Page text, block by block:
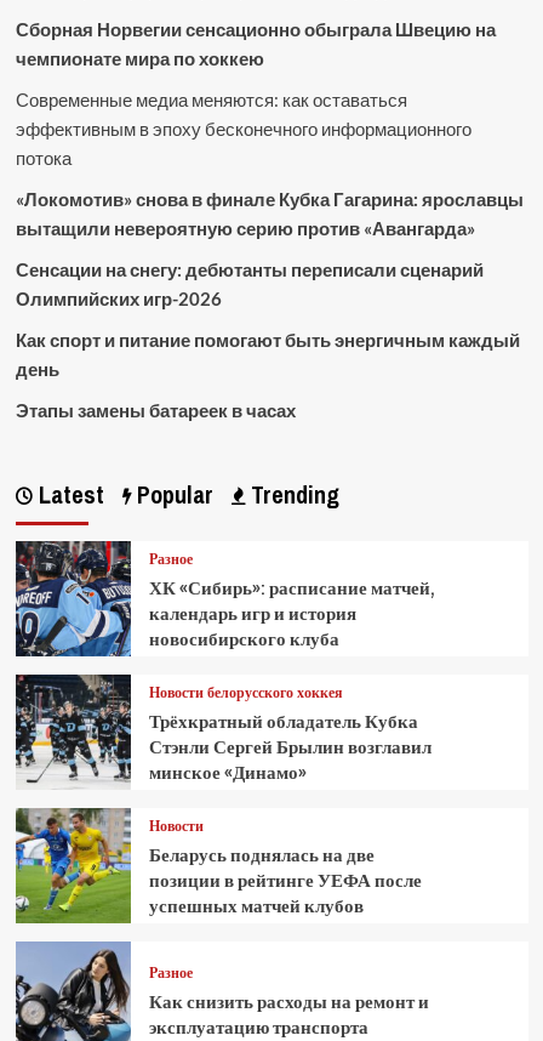
Сборная Норвегии сенсационно обыграла Швецию на
чемпионате мира по хоккею
Современные медиа меняются: как оставаться
эффективным в эпоху бесконечного информационного
потока
«Локомотив» снова в финале Кубка Гагарина: ярославцы
вытащили невероятную серию против «Авангарда»
Сенсации на снегу: дебютанты переписали сценарий
Олимпийских игр-2026
Как спорт и питание помогают быть энергичным каждый
день
Этапы замены батареек в часах
Latest Popular Trending
Разное
ХК «Сибирь»: расписание матчей,
календарь игр и история
новосибирского клуба
Новости белорусского хоккея
Трёхкратный обладатель Кубка
Стэнли Сергей Брылин возглавил
минское «Динамо»
Новости
Беларусь поднялась на две
позиции в рейтинге УЕФА после
успешных матчей клубов
Разное
Как снизить расходы на ремонт и
эксплуатацию транспорта